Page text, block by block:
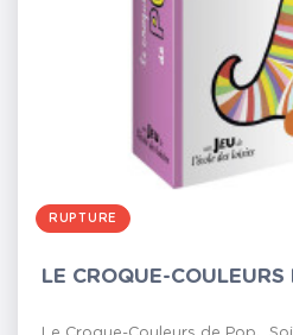
RUPTURE
LE CROQUE-COULEURS